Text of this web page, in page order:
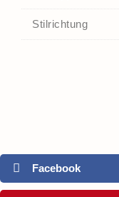
Stilrichtung
Facebook